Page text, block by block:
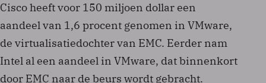
Cisco heeft voor 150 miljoen dollar een
aandeel van 1,6 procent genomen in VMware,
de virtualisatiedochter van EMC. Eerder nam
Intel al een aandeel in VMware, dat binnenkort
door EMC naar de beurs wordt gebracht.